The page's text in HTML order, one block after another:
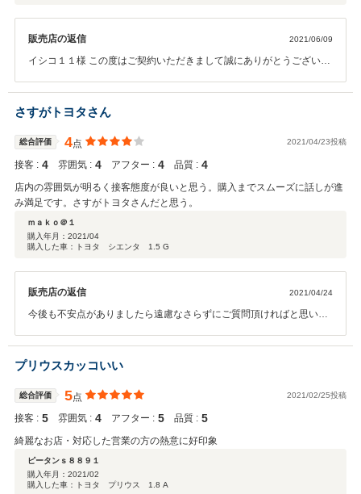
販売店の返信 2021/06/09
イシコ１１様 この度はご契約いただきまして誠にありがとうございま
感謝しております。弊社ではピカピカのお車をお客様に見て頂きた
く、毎朝社員全員で洗車を行っております。何かお困りの際はぜひお
気軽にお立ち寄りください。 今後とも、どうぞ宜しくお願い致しま
す。
さすがトヨタさん
総合評価 4点 2021/04/23投稿
接客 : 4 雰囲気 : 4 アフター : 4 品質 : 4
店内の雰囲気が明るく接客態度が良いと思う。購入までスムーズに話しが進
み満足です。さすがトヨタさんだと思う。
ｍａｋｏ＠１
購入年月： 2021/04
購入した車：トヨタ シエンタ 1.5 G
販売店の返信 2021/04/24
今後も不安点がありましたら遠慮なさらずにご質問頂ければと思いま
プリウスカッコいい
総合評価 5点 2021/02/25投稿
接客 : 5 雰囲気 : 4 アフター : 5 品質 : 5
綺麗なお店・対応した営業の方の熱意に好印象
ピータンｓ８８９１
購入年月： 2021/02
購入した車：トヨタ プリウス 1.8 A